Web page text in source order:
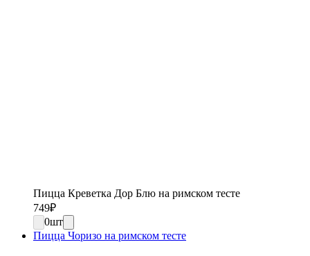
Пицца Креветка Дор Блю на римском тесте
749₽
0шт
Пицца Чоризо на римском тесте